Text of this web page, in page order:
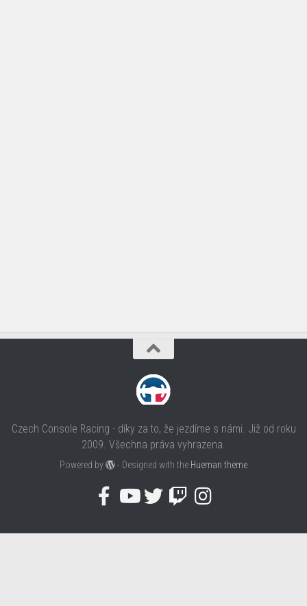
Czech Console Racing - díky za to, že jezdíme s námi. Již od roku
2009. Všechna práva vyhrazena.
Powered by - Designed with the Hueman theme